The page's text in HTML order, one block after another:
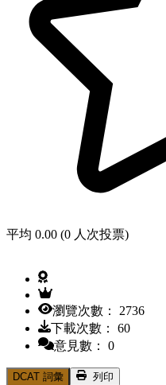
平均 0.00 (0 人次投票)
瀏覽次數： 2736
下載次數： 60
意見數： 0
DCAT 詞彙
列印